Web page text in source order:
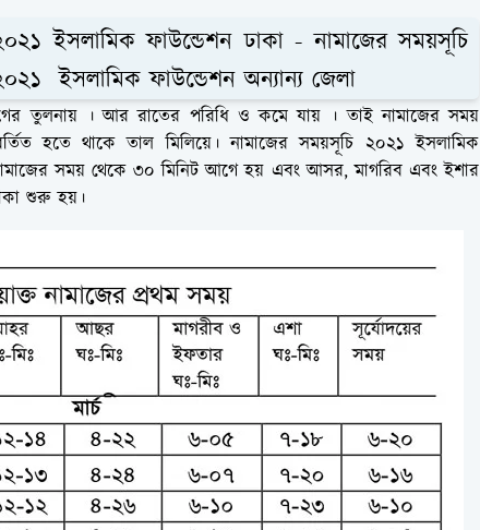
ইসলামিক ফাউন্ডেশন ঢাকা - নামাজের সময়সূচি
ইসলামিক ফাউন্ডেশন অন্যান্য জেলা
তুলনায় । আর রাতের পরিধি ও কমে যায় । তাই নামাজের সময়
হতে থাকে তাল মিলিয়ে। নামাজের সময়সূচি ২০২১ ইসলামিক
সময় থেকে ৩০ মিনিট আগে হয় এবং আসর, মাগরিব এবং ইশার
শুরু হয়।